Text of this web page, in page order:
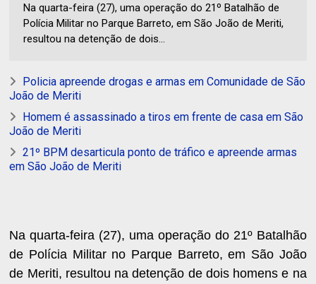
Na quarta-feira (27), uma operação do 21º Batalhão de
Polícia Militar no Parque Barreto, em São João de Meriti,
resultou na detenção de dois...
Policia apreende drogas e armas em Comunidade de São
João de Meriti
Homem é assassinado a tiros em frente de casa em São
João de Meriti
21º BPM desarticula ponto de tráfico e apreende armas
em São João de Meriti
Na quarta-feira (27), uma operação do 21º Batalhão
de Polícia Militar no Parque Barreto, em São João
de Meriti, resultou na detenção de dois homens e na